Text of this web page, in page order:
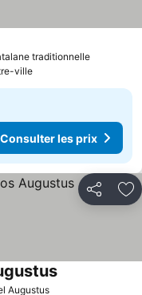
traditionnelle
ville
Consulter les prix
Partager
AugustusConsulter les
Consulter les